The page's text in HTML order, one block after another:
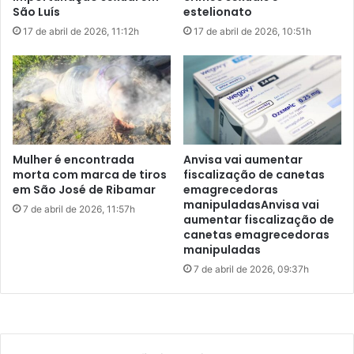
para a sociedade, presentes em tudo, dos equipamentos
médicos à mobilidade urbana. Queremos atrair pessoas
positivo – econômico, social e ambiental. Oferecemos um
ambiente de aprendizado intenso, com oportunidades
reais de crescimento.”
Além disso, o programa tem na diversidade um dos pilares
estratégicos da Vale. Na última edição, 57% dos
selecionados foram mulheres e 56% pessoas negras.
Também houve contratação de pessoas com deficiência,
indígenas e da comunidade LGBTI+.
estágio Maranhão
i
c
d
i
o
n
o
n
t
L
r
e
J
a
i
r
B
o
l
s
o
n
São Luís
17 de abril de 2026, 11:12h
estelionato
17 de abril de 2026, 10:51h
Mulher é encontrada
morta com marca de tiros
em São José de Ribamar
7 de abril de 2026, 11:57h
Anvisa vai aumentar
fiscalização de canetas
emagrecedoras
manipuladasAnvisa vai
aumentar fiscalização de
canetas emagrecedoras
manipuladas
7 de abril de 2026, 09:37h